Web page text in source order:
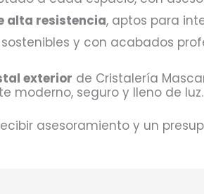
alta resistencia, aptos para
y con acabados
exterior de Cristalería
moderno, seguro y lleno de luz.
asesoramiento y un